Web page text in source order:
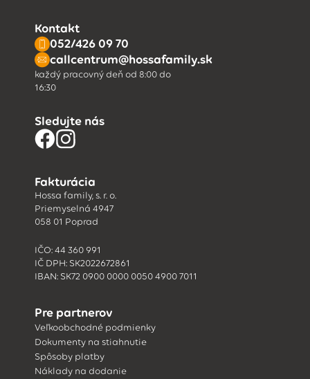
Kontakt
052/426 09 70
callcentrum@hossafamily.sk
každý pracovný deň od 8:00 do
16:30
Sledujte nás
Fakturácia
Hossa family, s. r. o.
Priemyselná 4947
058 01 Poprad
IČO: 44 360 991
IČ DPH: SK2022672861
IBAN: SK72 0900 0000 0050 4900 7011
Pre partnerov
Veľkoobchodné podmienky
Dokumenty na stiahnutie
Spôsoby platby
Náklady na dodanie